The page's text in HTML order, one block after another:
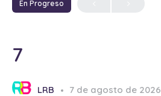
En Progreso
7
LRB 7 de agosto de 2026